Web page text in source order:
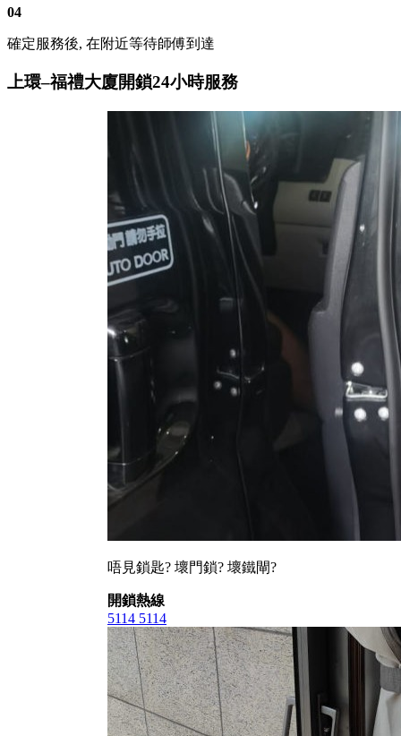
04
確定服務後, 在附近等待師傅到達
上環–福禮大廈開鎖24小時服務
唔見鎖匙? 壞門鎖? 壞鐵閘?
開鎖熱線
5114 5114